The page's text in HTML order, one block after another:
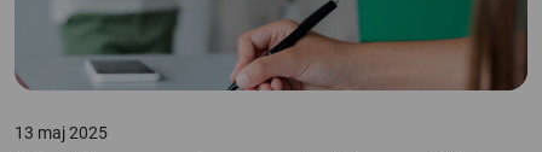
13 maj 2025